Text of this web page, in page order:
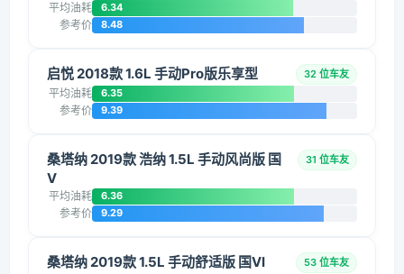
平均油耗 6.34
参考价 8.48
启悦 2018款 1.6L 手动Pro版乐享型 32 位车友
平均油耗 6.35
参考价 9.39
桑塔纳 2019款 浩纳 1.5L 手动风尚版 国
V
31 位车友
平均油耗 6.36
参考价 9.29
桑塔纳 2019款 1.5L 手动舒适版 国VI 53 位车友